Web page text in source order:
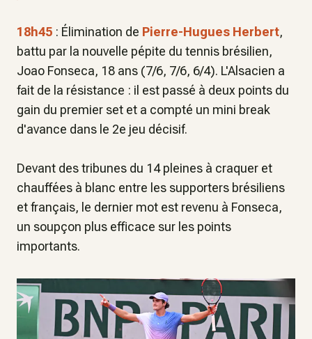
18h45 : Élimination de Pierre-Hugues Herbert,
battu par la nouvelle pépite du tennis brésilien,
Joao Fonseca, 18 ans (7/6, 7/6, 6/4). L'Alsacien a
fait de la résistance : il est passé à deux points du
gain du premier set et a compté un mini break
d'avance dans le 2e jeu décisif.
Devant des tribunes du 14 pleines à craquer et
chauffées à blanc entre les supporters brésiliens
et français, le dernier mot est revenu à Fonseca,
un soupçon plus efficace sur les points
importants.